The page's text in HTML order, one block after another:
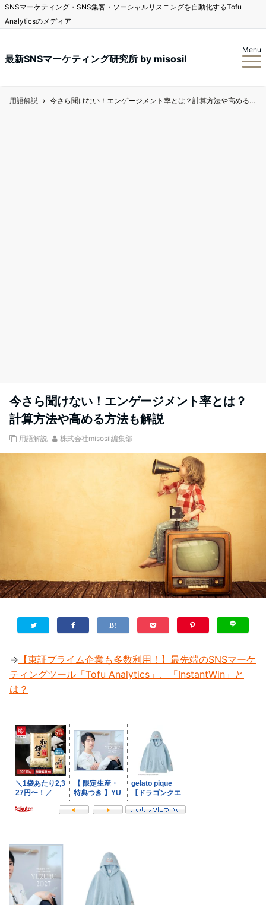
SNSマーケティング・SNS集客・ソーシャルリスニングを自動化するTofu
Analyticsのメディア
最新SNSマーケティング研究所 by misosil
Menu
用語解説 今さら聞けない！エンゲージメント率とは？計算方法や高める方法も解説
今さら聞けない！エンゲージメント率とは？
計算方法や高める方法も解説
用語解説 株式会社misosil編集部
⇒ 【東証プライム企業も多数利用！】最先端のSNSマーケ
ティングツール「Tofu Analytics」、「InstantWin」と
は？